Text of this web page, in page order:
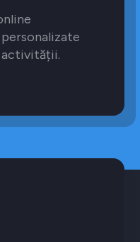
activității.